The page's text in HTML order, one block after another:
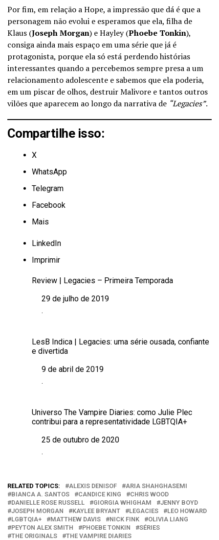
Por fim, em relação a Hope, a impressão que dá é que a
personagem não evolui e esperamos que ela, filha de
Klaus (Joseph Morgan) e Hayley (Phoebe Tonkin),
consiga ainda mais espaço em uma série que já é
protagonista, porque ela só está perdendo histórias
interessantes quando a percebemos sempre presa a um
relacionamento adolescente e sabemos que ela poderia,
em um piscar de olhos, destruir Malivore e tantos outros
vilões que aparecem ao longo da narrativa de “Legacies”.
Compartilhe isso:
X
WhatsApp
Telegram
Facebook
Mais
LinkedIn
Imprimir
Review | Legacies – Primeira Temporada
Data
29 de julho de 2019
Em relação a
.
LesB Indica | Legacies: uma série ousada, confiante
e divertida
Data
9 de abril de 2019
Em relação a
.
Universo The Vampire Diaries: como Julie Plec
contribui para a representatividade LGBTQIA+
Data
25 de outubro de 2020
Em relação a
.
RELATED TOPICS: ALEXIS DENISOF
ARIA SHAHGHASEMI
BIANCA A. SANTOS
CANDICE KING
CHRIS WOOD
DANIELLE ROSE RUSSELL
GIORGIA WHIGHAM
JENNY BOYD
JOSEPH MORGAN
KAYLEE BRYANT LEGACIES
LEO HOWARD
LGBTQIA+
MATTHEW DAVIS NICK FINK
OLIVIA LIANG
PEYTON ALEX SMITH
PHOEBE TONKIN
SÉRIES
THE ORIGINALS
THE VAMPIRE DIARIES